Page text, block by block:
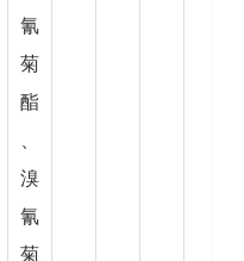
氰
菊
酯
溴
氰
菊